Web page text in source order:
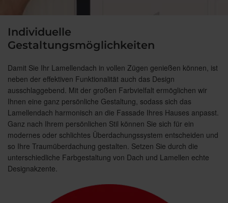
Individuelle
Gestaltungsmöglichkeiten
Damit Sie Ihr Lamellendach in vollen Zügen genießen können, ist
neben der effektiven Funktionalität auch das Design
ausschlaggebend. Mit der großen Farbvielfalt ermöglichen wir
Ihnen eine ganz persönliche Gestaltung, sodass sich das
Lamellendach harmonisch an die Fassade Ihres Hauses anpasst.
Ganz nach Ihrem persönlichen Stil können Sie sich für ein
modernes oder schlichtes Überdachungssystem entscheiden und
so Ihre Traumüberdachung gestalten. Setzen Sie durch die
unterschiedliche Farbgestaltung von Dach und Lamellen echte
Designakzente.